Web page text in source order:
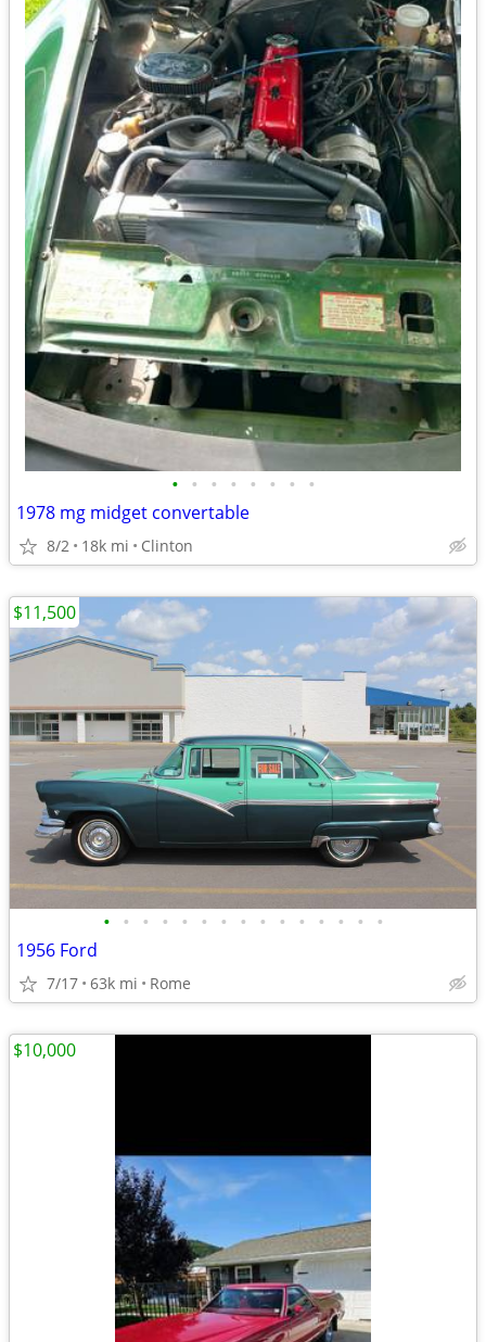
• • • • • • • •
1978 mg midget convertable
8/2 18k mi Clinton
• • • • • • • • • • • • • • •
1956 Ford
7/17 63k mi Rome
$11,500
$10,000